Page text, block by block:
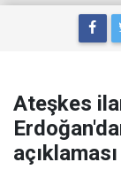
Ateşkes
açıklaması